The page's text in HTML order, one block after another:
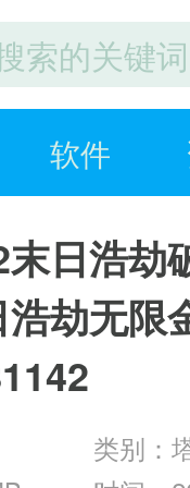
软件
日浩劫
劫无限
类别：